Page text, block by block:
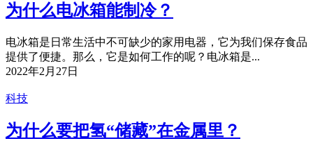
为什么电冰箱能制冷？
电冰箱是日常生活中不可缺少的家用电器，它为我们保存食品
提供了便捷。那么，它是如何工作的呢？电冰箱是...
2022年2月27日
科技
为什么要把氢“储藏”在金属里？